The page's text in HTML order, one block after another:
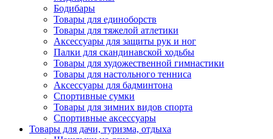
Бодибары
Товары для единоборств
Товары для тяжелой атлетики
Аксессуары для защиты рук и ног
Палки для скандинавской ходьбы
Товары для художественной гимнастики
Товары для настольного тенниса
Аксессуары для бадминтона
Спортивные сумки
Товары для зимних видов спорта
Спортивные аксессуары
Товары для дачи, туризма, отдыха